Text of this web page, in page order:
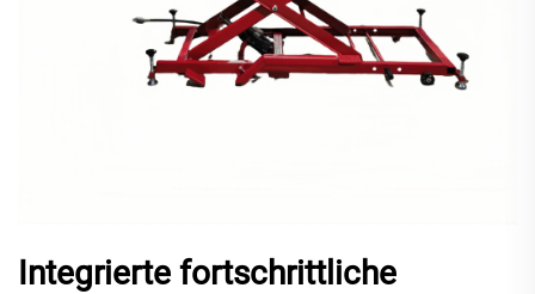
Integrierte fortschrittliche